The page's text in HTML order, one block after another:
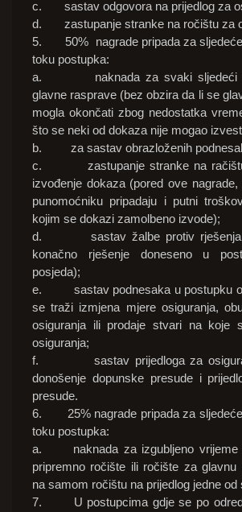
c. sastav odgovora na prijedlog za
d. zastupanje stranke na ročištu za
5. 50% nagrade pripada za sljedeće
toku postupka:
a. naknada za svaki sljedeći
glavne rasprave (bez obzira da li se
mogla okončati zbog nedostatka
što se neki od dokaza nije mogao
b. za sastav obrazloženih
c. zastupanje stranke na račištu
izvođenje dokaza (pored ove
punomoćniku pripadaju i putni
kojim se dokazi zamolbeno izvode);
d. sastav žalbe protiv rješenja
konačno rješenje doneseno u
posjeda);
e. sastav podnesaka u postupku
se traži izmjena mjere osiguranja,
osiguranja ili prodaje stvari na koje
osiguranja;
f. sastav prijedloga za
donošenje dopunske presude i
presude.
6. 25% nagrade pripada za sljedeće
toku postupka:
a. naknada za izgubljeno vrijeme
pripremno ročište ili ročište za glavnu
na samom ročištu na prijedlog jedne od
7. U postupcima gdje se po